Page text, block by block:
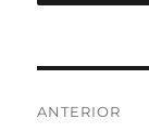
ANTERIOR